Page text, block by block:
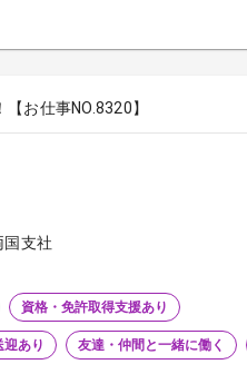
お仕事NO.8320】
国支社
資格・免許取得支援あり
迎あり 友達・仲間と一緒に働く